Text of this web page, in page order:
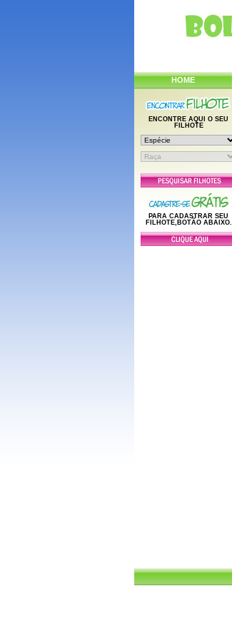
HOME
ENCONTRE AQUI O SEU
FILHOTE
PARA CADASTRAR SEU
FILHOTE,BOTÃO ABAIXO.